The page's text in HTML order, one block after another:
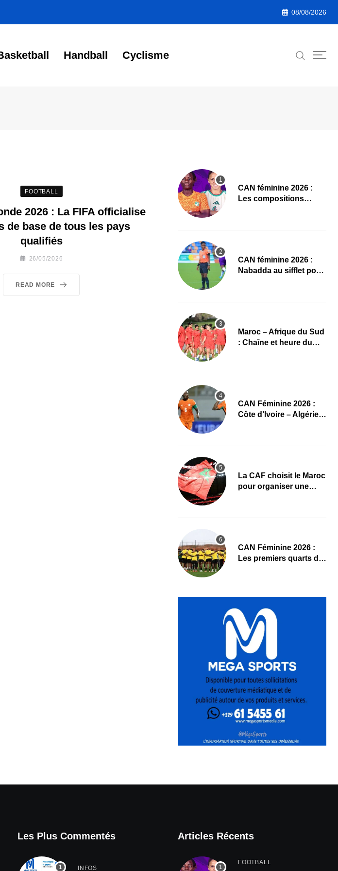
08/08/2026
Handball Cyclisme
FOOTBALL
2026 : La FIFA officialise
de base de tous les pays
qualifiés
26/05/2026
READ MORE
‎CAN féminine 2026 :
Les compositions
‎CAN féminine 2026 :
Nabadda au sifflet pour
Maroc – Afrique du Sud
: Chaîne et heure du
CAN Féminine 2026 :
Côte d’Ivoire – Algérie,
La CAF choisit le Maroc
pour organiser une
CAN Féminine 2026 :
Les premiers quarts de
Les Plus Commentés
INFOS
Articles Récents
FOOTBALL